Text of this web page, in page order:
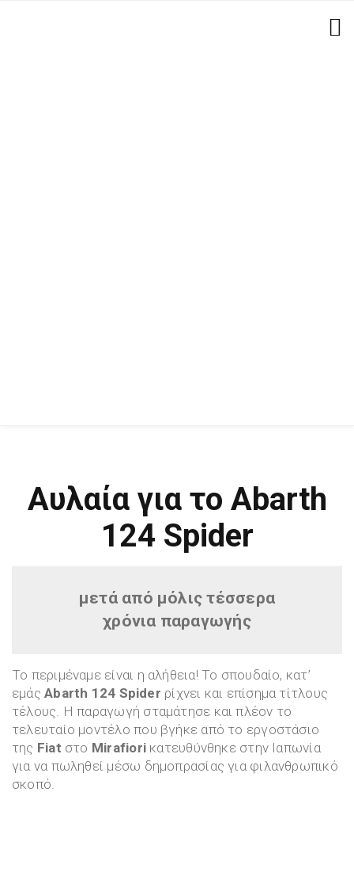
Αυλαία για το Abarth
124 Spider
μετά από μόλις τέσσερα
χρόνια παραγωγής
Το περιμέναμε είναι η αλήθεια! Το σπουδαίο, κατ’
εμάςAbarth 124 Spider ρίχνει και επίσημα τίτλους
τέλους. Η παραγωγή σταμάτησε και πλέον το
τελευταίο μοντέλο που βγήκε από το εργοστάσιο
της Fiat στο Mirafiori κατευθύνθηκε στην Ιαπωνία
για να πωληθεί μέσω δημοπρασίας για φιλανθρωπικό
σκοπό.